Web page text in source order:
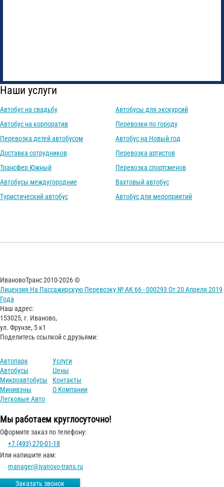
Наши услуги
Автобус на свадьбу
Автобус на корпоратив
Перевозка детей автобусом
Доставка сотрудников
Трансфер Южный
Автобусы междугородние
Туристический автобус
Автобусы для экскурсий
Перевозки по городу
Автобус на Новый год
Перевозка артистов
Перевозка спортсменов
Вахтовый автобус
Автобус для мероприятий
ИвановоТранс 2010-2026 ©
Лицензия На Пассажирскую Перевозку № АК 66 - 000293 От 20 Апреля 2019
Года
Наш адрес:
153025, г. Иваново,
ул. Фрунзе, 5 к1
Поделитесь ссылкой с друзьями:
Автопарк
Автобусы
Микроавтобусы
Минивэны
Легковые Авто
Услуги
Цены
Контакты
О Компании
Мы работаем круглосуточно!
Оформите заказ по телефону:
+7 (493) 270-01-18
Или напишите нам:
manager@ivanovo-trans.ru
Заказать звонок